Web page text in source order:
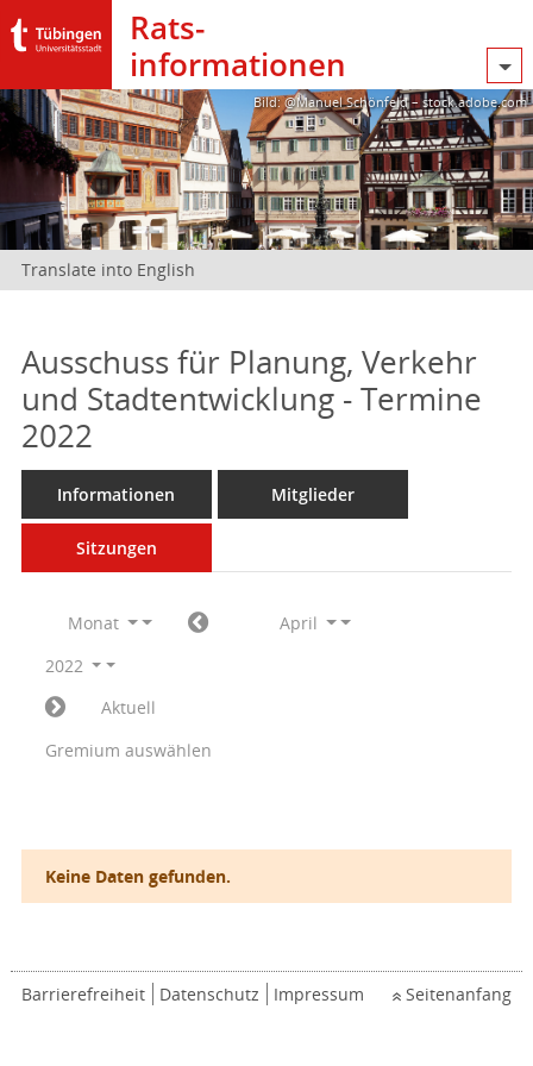
Rats­
informationen
Bild: @Manuel Schönfeld – stock.adobe.com
Translate into English
Ausschuss für Planung, Verkehr
und Stadtentwicklung - Termine
2022
Informationen Mitglieder
Sitzungen
Monat
April
2022
Aktuell
Gremium auswählen
Keine Daten gefunden.
Barrierefreiheit Datenschutz Impressum Seitenanfang